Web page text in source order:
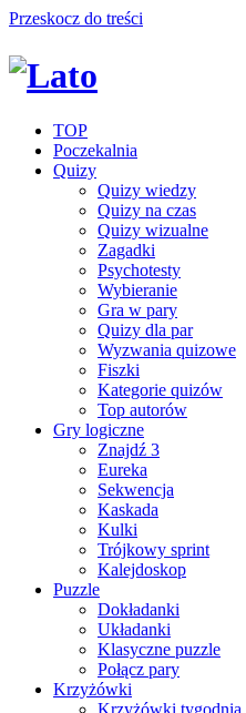
Przeskocz do treści
TOP
Poczekalnia
Quizy
Quizy wiedzy
Quizy na czas
Quizy wizualne
Zagadki
Psychotesty
Wybieranie
Gra w pary
Quizy dla par
Wyzwania quizowe
Fiszki
Kategorie quizów
Top autorów
Gry logiczne
Znajdź 3
Eureka
Sekwencja
Kaskada
Kulki
Trójkowy sprint
Kalejdoskop
Puzzle
Dokładanki
Układanki
Klasyczne puzzle
Połącz pary
Krzyżówki
Krzyżówki tygodnia